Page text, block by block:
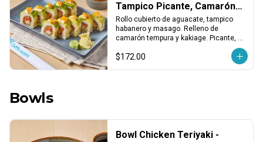
Tampico Picante, Camarón y
Kakiage
Rollo cubierto de aguacate, tampico
habanero y masago. Relleno de
camarón tempura y kakiage. Picante,
cremoso.
$172.00
Bowls
Bowl Chicken Teriyaki -